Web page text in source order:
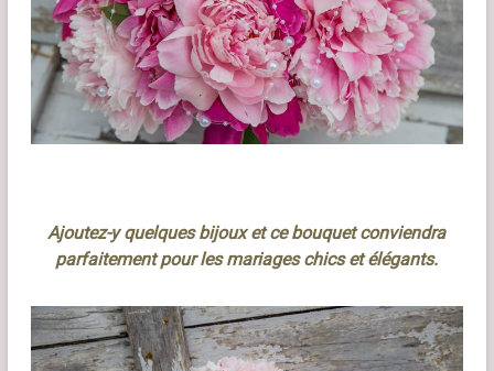
Ajoutez-y quelques bijoux et ce bouquet conviendra
parfaitement pour les mariages chics et élégants.